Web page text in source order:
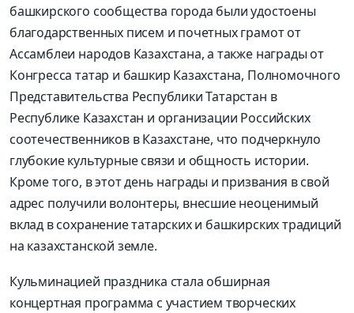
башкирского сообщества города были удостоены
благодарственных писем и почетных грамот от
Ассамблеи народов Казахстана, а также награды от
Конгресса татар и башкир Казахстана, Полномочного
Представительства Республики Татарстан в
Республике Казахстан и организации Российских
соотечественников в Казахстане, что подчеркнуло
глубокие культурные связи и общность истории.
Кроме того, в этот день награды и призвания в свой
адрес получили волонтеры, внесшие неоценимый
вклад в сохранение татарских и башкирских традиций
на казахстанской земле.
Кульминацией праздника стала обширная
концертная программа с участием творческих